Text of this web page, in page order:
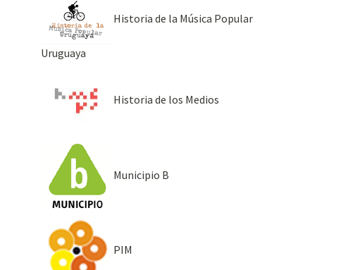
Historia de la Música Popular
Uruguaya
Historia de los Medios
Municipio B
PIM